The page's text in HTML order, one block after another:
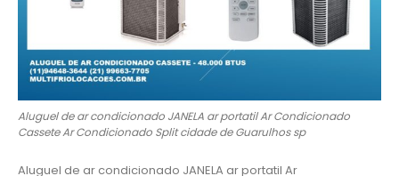
Aluguel de ar condicionado JANELA ar portatil Ar Condicionado
Cassete Ar Condicionado Split cidade de Guarulhos sp
Aluguel de ar condicionado JANELA ar portatil Ar